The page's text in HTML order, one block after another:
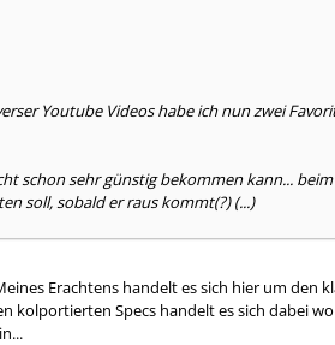
Youtube Videos habe ich nun zwei
schon sehr günstig bekommen kann...
soll, sobald er raus kommt(?) (...)
Erachtens handelt es sich hier um
kolportierten Specs handelt es sich dabei